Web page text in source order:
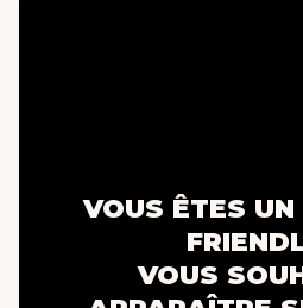
VOUS ÊTES
VOUS